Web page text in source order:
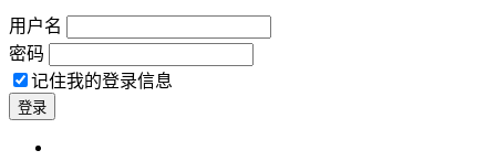
用户名
密码
记住我的登录信息